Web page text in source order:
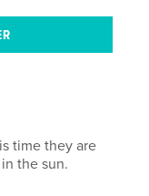
time they are
the sun.